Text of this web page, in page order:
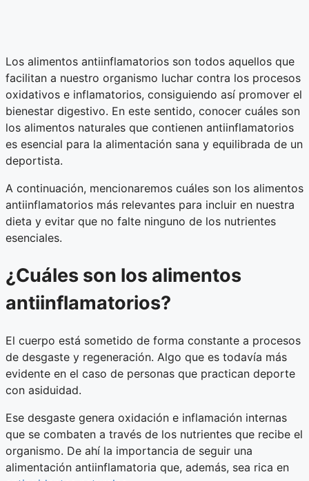
Los alimentos antiinflamatorios son todos aquellos que
facilitan a nuestro organismo luchar contra los procesos
oxidativos e inflamatorios, consiguiendo así promover el
bienestar digestivo. En este sentido, conocer cuáles son
los alimentos naturales que contienen antiinflamatorios
es esencial para la alimentación sana y equilibrada de un
deportista.
A continuación, mencionaremos cuáles son los alimentos
antiinflamatorios más relevantes para incluir en nuestra
dieta y evitar que no falte ninguno de los nutrientes
esenciales.
¿Cuáles son los alimentos
antiinflamatorios?
El cuerpo está sometido de forma constante a procesos
de desgaste y regeneración. Algo que es todavía más
evidente en el caso de personas que practican deporte
con asiduidad.
Ese desgaste genera oxidación e inflamación internas
que se combaten a través de los nutrientes que recibe el
organismo. De ahí la importancia de seguir una
alimentación antiinflamatoria que, además, sea rica en